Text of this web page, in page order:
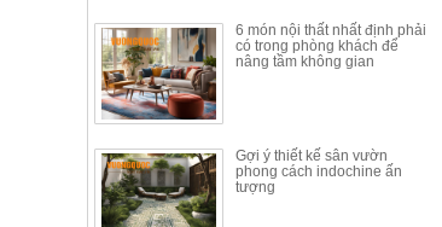
6 món nội thất nhất định phải
có trong phòng khách để
nâng tầm không gian
Gợi ý thiết kế sân vườn
phong cách indochine ấn
tượng